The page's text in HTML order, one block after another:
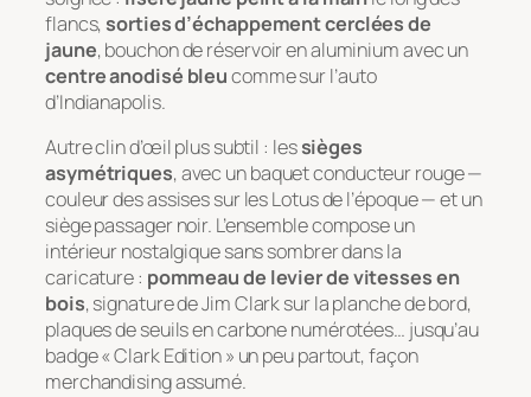
flancs, sorties d’échappement cerclées de
jaune, bouchon de réservoir en aluminium avec un
centre anodisé bleucomme sur l’auto
d’Indianapolis.
Autre clin d’œil plus subtil : lessièges
asymétriques, avec un baquet conducteur rouge —
couleur des assises sur les Lotus de l’époque — et un
siège passager noir. L’ensemble compose un
intérieur nostalgique sans sombrer dans la
caricature : pommeau de levier de vitesses en
bois, signature de Jim Clark sur la planche de bord,
plaques de seuils en carbone numérotées… jusqu’au
badge « Clark Edition » un peu partout, façon
merchandising assumé.